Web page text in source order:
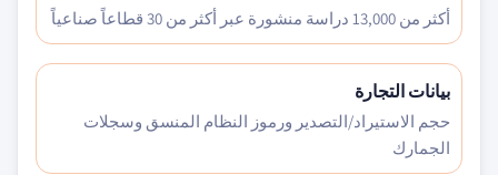
أكثر من 13,000 دراسة منشورة عبر أكثر من 30 قطاعاً صناعياً
بيانات التجارة
حجم الاستيراد/التصدير ورموز النظام المنسق وسجلات
الجمارك